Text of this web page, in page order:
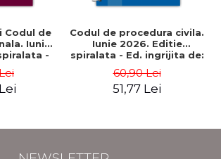
Codul de
Iunie
-
Codul de procedura civila.
Iunie 2026. Editie
spiralata - Ed. ingrijita de:
Lupascu
60,90 Lei
51,77 Lei